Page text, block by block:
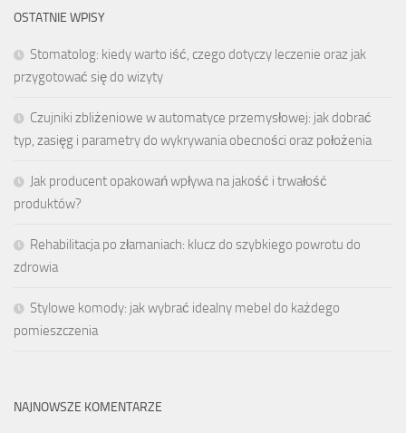
OSTATNIE WPISY
Stomatolog: kiedy warto iść, czego dotyczy leczenie oraz jak
przygotować się do wizyty
Czujniki zbliżeniowe w automatyce przemysłowej: jak dobrać
typ, zasięg i parametry do wykrywania obecności oraz położenia
Jak producent opakowań wpływa na jakość i trwałość
produktów?
Rehabilitacja po złamaniach: klucz do szybkiego powrotu do
zdrowia
Stylowe komody: jak wybrać idealny mebel do każdego
pomieszczenia
NAJNOWSZE KOMENTARZE